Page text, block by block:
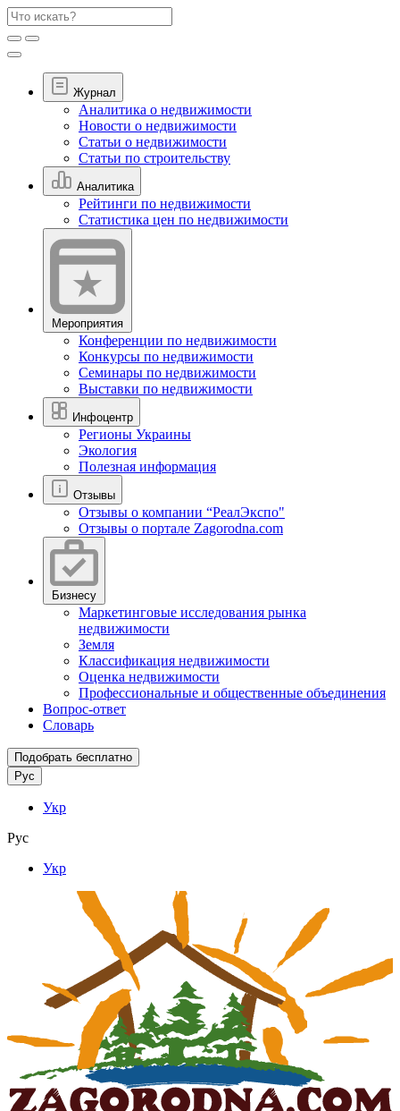
Журнал
Аналитика о недвижимости
Новости о недвижимости
Статьи о недвижимости
Статьи по строительству
Аналитика
Рейтинги по недвижимости
Статистика цен по недвижимости
Мероприятия
Конференции по недвижимости
Конкурсы по недвижимости
Семинары по недвижимости
Выставки по недвижимости
Инфоцентр
Регионы Украины
Экология
Полезная информация
Отзывы
Отзывы о компании “РеалЭкспо"
Отзывы о портале Zagorodna.com
Бизнесу
Маркетинговые исследования рынка
недвижимости
Земля
Классификация недвижимости
Оценка недвижимости
Профессиональные и общественные объединения
Вопрос-ответ
Словарь
Подобрать бесплатно
Рус
Укр
Рус
Укр